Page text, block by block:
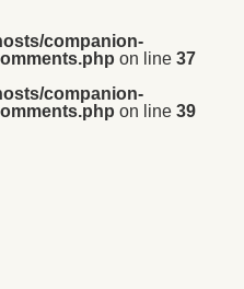
companion-
on line 37
companion-
on line 39